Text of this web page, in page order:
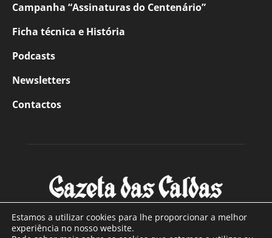
Campanha “Assinaturas do Centenário”
Ficha técnica e História
Podcasts
Newsletters
Contactos
Estamos a utilizar cookies para lhe proporcionar a melhor
experiência no nosso website.